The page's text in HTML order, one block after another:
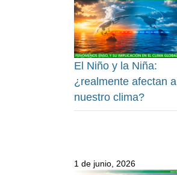
El Niño y la Niña:
¿realmente afectan a
nuestro clima?
1 de junio, 2026